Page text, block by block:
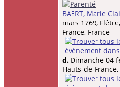
BAERT, Marie
mars 1769,
France, France
d. Dimanche 04
Hauts-de-France,